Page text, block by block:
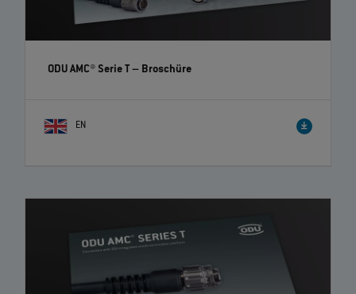
ODU AMC® Serie T– Broschüre
EN